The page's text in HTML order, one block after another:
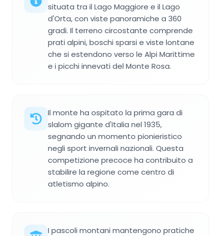
situata tra il Lago Maggiore e il Lago
d'Orta, con viste panoramiche a 360
gradi. Il terreno circostante comprende
prati alpini, boschi sparsi e viste lontane
che si estendono verso le Alpi Marittime
e i picchi innevati del Monte Rosa.
Il monte ha ospitato la prima gara di
slalom gigante d'Italia nel 1935,
segnando un momento pionieristico
negli sport invernali nazionali. Questa
competizione precoce ha contribuito a
stabilire la regione come centro di
atletismo alpino.
I pascoli montani mantengono pratiche